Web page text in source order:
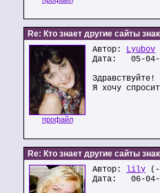
Re: Кто знает другие сайты
профайл
Автор: Lyubov
Дата: 05-04-
Здравствуйте!
Я хочу
Re: Кто знает другие сайты
Автор: lily
Дата: 06-04-